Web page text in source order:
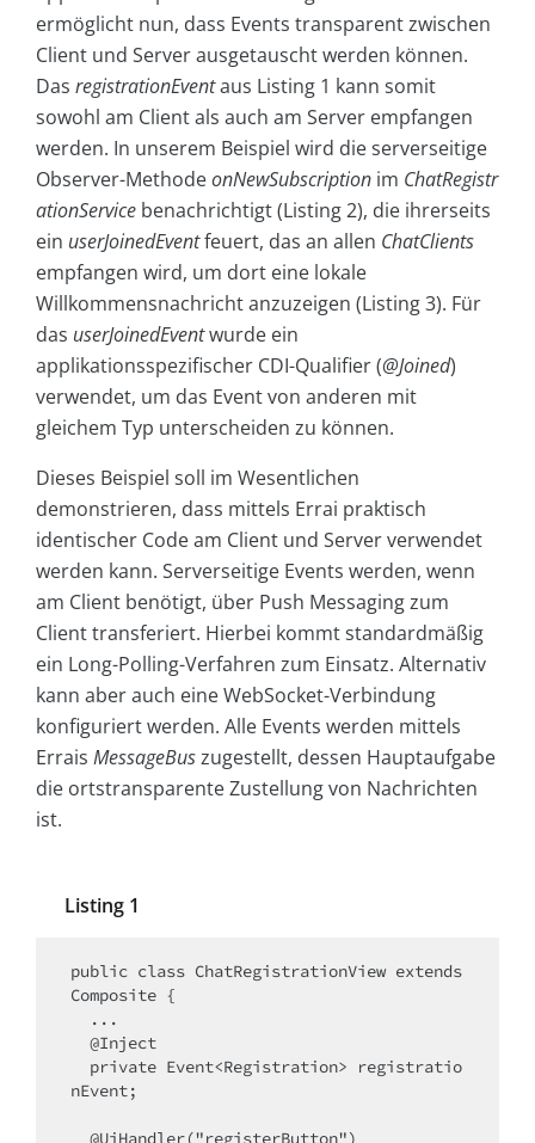
ermöglicht nun, dass Events transparent zwischen
Client und Server ausgetauscht werden können.
Das registrationEventaus Listing 1 kann somit
sowohl am Client als auch am Server empfangen
werden. In unserem Beispiel wird die serverseitige
Observer-MethodeonNewSubscription im ChatRegistr
ationService benachrichtigt (Listing 2), die ihrerseits
ein userJoinedEventfeuert, das an allen ChatClients
empfangen wird, um dort eine lokale
Willkommensnachricht anzuzeigen (Listing 3). Für
das userJoinedEventwurde ein
applikationsspezifischer CDI-Qualifier (@Joined)
verwendet, um das Event von anderen mit
gleichem Typ unterscheiden zu können.
Dieses Beispiel soll im Wesentlichen
demonstrieren, dass mittels Errai praktisch
identischer Code am Client und Server verwendet
werden kann. Serverseitige Events werden, wenn
am Client benötigt, über Push Messaging zum
Client transferiert. Hierbei kommt standardmäßig
ein Long-Polling-Verfahren zum Einsatz. Alternativ
kann aber auch eine WebSocket-Verbindung
konfiguriert werden. Alle Events werden mittels
Errais MessageBuszugestellt, dessen Hauptaufgabe
die ortstransparente Zustellung von Nachrichten
ist.
Listing 1
public class ChatRegistrationView extends
Composite {
nEvent;